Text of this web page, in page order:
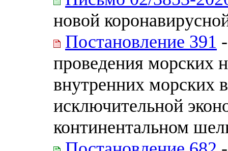
новой
Постановление 391
проведения морских
внутренних морских
исключительной
континентальном